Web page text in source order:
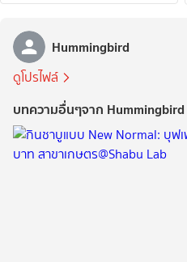
Hummingbird
ดูโปรไฟล์
บทความอื่นๆจาก Hummingbird